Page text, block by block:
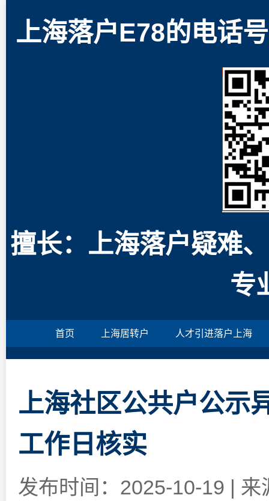
上海落户E78的电话
擅长：上海落户疑难
专
首页 上海居转户 人才引进落户上海
上海社区公共户公示
工作日核实
发布时间：2025-10-19 | 来